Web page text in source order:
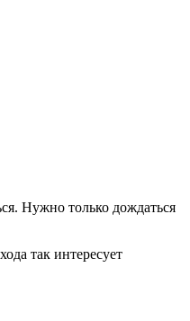
Нужно только дождаться
так интересует